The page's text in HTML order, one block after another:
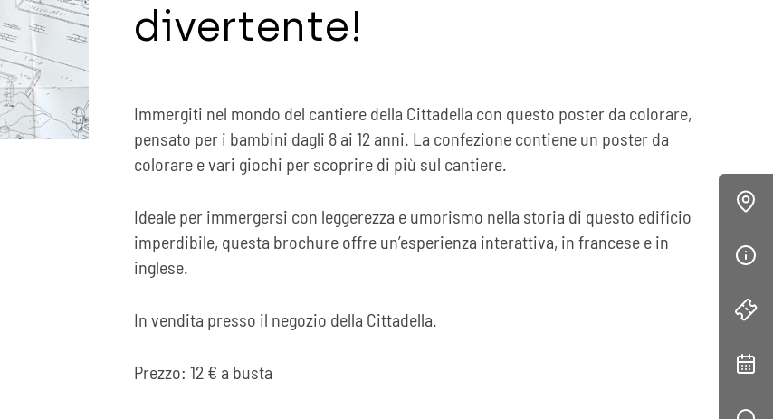
divertente!
Immergiti nel mondo del cantiere della Cittadella con questo poster da colorare,
pensato per i bambini dagli 8 ai 12 anni. La confezione contiene un poster da
colorare e vari giochi per scoprire di più sul cantiere.
Ideale per immergersi con leggerezza e umorismo nella storia di questo edificio
imperdibile, questa brochure offre un’esperienza interattiva, in francese e in
inglese.
In vendita presso il negozio della Cittadella.
Prezzo: 12 € a busta